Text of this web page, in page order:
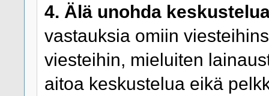
4. Älä unohda
vastauksia omiin
viesteihin, mieluiten
aitoa keskustelua eikä